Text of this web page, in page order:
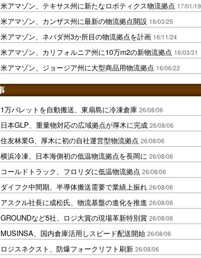
米アマゾン、テキサス州に新たなロボティクス物流拠点 17/01/19
米アマゾン、カンザス州に最新の物流拠点開設 16/03/25
米アマゾン、ネバダ州3か所目の物流拠点を計画 16/11/24
米アマゾン、カリフォルニア州に10万m2の新物流拠点 16/03/31
米アマゾン、ジョージア州に大型商品用物流拠点 16/06/22
1万パレットを自動搬送、東扇島に冷凍倉庫 26/08/06
日本GLP、重量物対応の広域拠点が厚木に完成 26/08/06
住友林業G、厚木に初の自社運営型物流拠点 26/08/06
横浜冷凍、日本海側初の低温物流拠点を長岡に 26/08/06
コールドトラック、フロリダに低温物流拠点 26/08/06
ダイフク中間期、半導体搬送需要で業績上振れ 26/08/06
アスクル社長に成松氏、物流基盤の進化を推進 26/08/06
GROUNDなど5社、ロジ大賞の現場革新特別賞 26/08/06
MUSINSA、国内倉庫活用しスピード配送開始 26/08/06
ロジスネクスト、防爆フォークリフト刷新 26/08/06